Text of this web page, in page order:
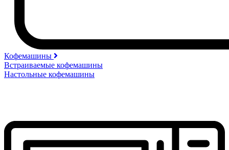
Кофемашины
Встраиваемые кофемашины
Настольные кофемашины